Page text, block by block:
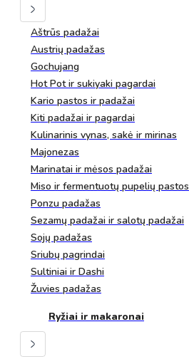
Aštrūs padažai
Austrių padažas
Gochujang
Hot Pot ir sukiyaki pagardai
Kario pastos ir padažai
Kiti padažai ir pagardai
Kulinarinis vynas, sakė ir mirinas
Majonezas
Marinatai ir mėsos padažai
Miso ir fermentuotų pupelių pastos
Ponzu padažas
Sezamų padažai ir salotų padažai
Sojų padažas
Sriubų pagrindai
Sultiniai ir Dashi
Žuvies padažas
Ryžiai ir makaronai